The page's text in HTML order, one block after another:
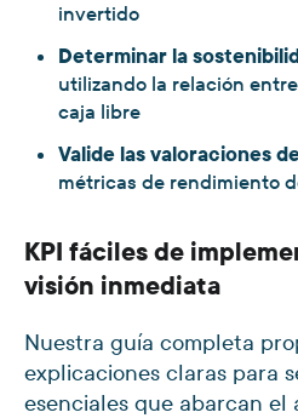
invertido
Determinar la
utilizando la relación
caja libre
Valide las valoraciones
métricas de rendimiento
KPI fáciles de
visión inmediata
Nuestra guía completa
explicaciones claras para
esenciales que abarcan el